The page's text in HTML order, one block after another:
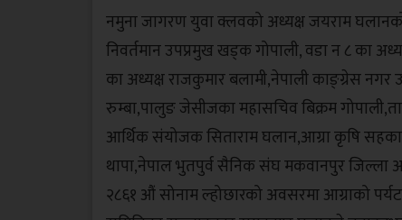
नमुना जागरण युवा क्लवको अध्यक्ष जयराम
निवर्तमान उपप्रमुख खड्क गोपाली, वडा न ८ का
का अध्यक्ष राजकुमार बलामी,नेपाली काङ्ग्रेस नगर
रुम्बा,पालुङ जेसीजका महासचिव बिक्रम
आर्थिक संयोजक सिताराम घलान,आग्रा कृषि
थापा,नेपाल भुतपुर्व सैनिक संघ मकवानपुर
२८६१ औं सोनाम ल्होछारको अवसरमा आग्राको